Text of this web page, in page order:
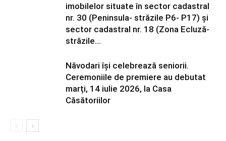
imobilelor situate în sector cadastral
nr. 30 (Peninsula- străzile P6- P17) și
sector cadastral nr. 18 (Zona Ecluză-
străzile...
Năvodari își celebrează seniorii.
Ceremoniile de premiere au debutat
marți, 14 iulie 2026, la Casa
Căsătoriilor